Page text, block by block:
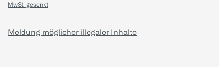
MwSt. gesenkt
Meldung möglicher illegaler Inhalte